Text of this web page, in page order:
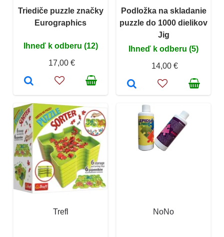
Triediče puzzle značky
Eurographics
Ihneď k odberu (12)
17,00 €
Podložka na skladanie
puzzle do 1000 dielikov
Jig
Ihneď k odberu (5)
14,00 €
Trefl NoNo